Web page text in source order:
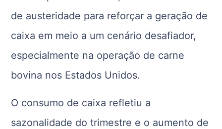
de austeridade para reforçar a geração de
caixa em meio a um cenário desafiador,
especialmente na operação de carne
bovina nos Estados Unidos.
O consumo de caixa refletiu a
sazonalidade do trimestre e o aumento de